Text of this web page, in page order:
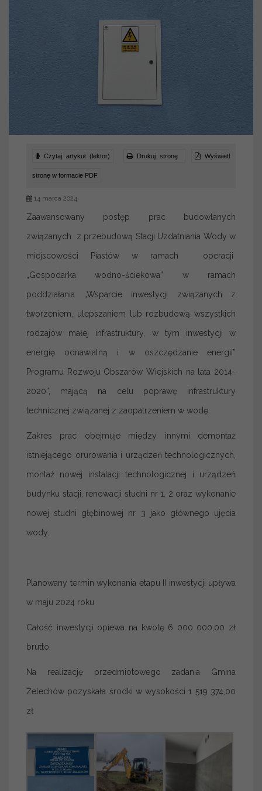
Czytaj artykuł (lektor) Drukuj stronę Wyświetl
stronę w formacie PDF
14 marca 2024
Zaawansowany postęp prac budowlanych
związanych z przebudową Stacji Uzdatniania Wody w
miejscowości Piastów w ramach operacji
„Gospodarka wodno-ściekowa” w ramach
poddziałania „Wsparcie inwestycji związanych z
tworzeniem, ulepszaniem lub rozbudową wszystkich
rodzajów małej infrastruktury, w tym inwestycji w
energię odnawialną i w oszczędzanie energii”
Programu Rozwoju Obszarów Wiejskich na lata 2014-
2020”, mającą na celu poprawę infrastruktury
technicznej związanej z zaopatrzeniem w wodę.
Zakres prac obejmuje między innymi demontaż
istniejącego orurowania i urządzeń technologicznych,
montaż nowej instalacji technologicznej i urządzeń
budynku stacji, renowacji studni nr 1, 2 oraz wykonanie
nowej studni głębinowej nr 3 jako głównego ujęcia
wody.
Planowany termin wykonania etapu II inwestycji upływa
w maju 2024 roku.
Całość inwestycji opiewa na kwotę 6 000 000,00 zł
brutto.
Na realizację przedmiotowego zadania Gmina
Żelechów pozyskała środki w wysokości 1 519 374,00
zł